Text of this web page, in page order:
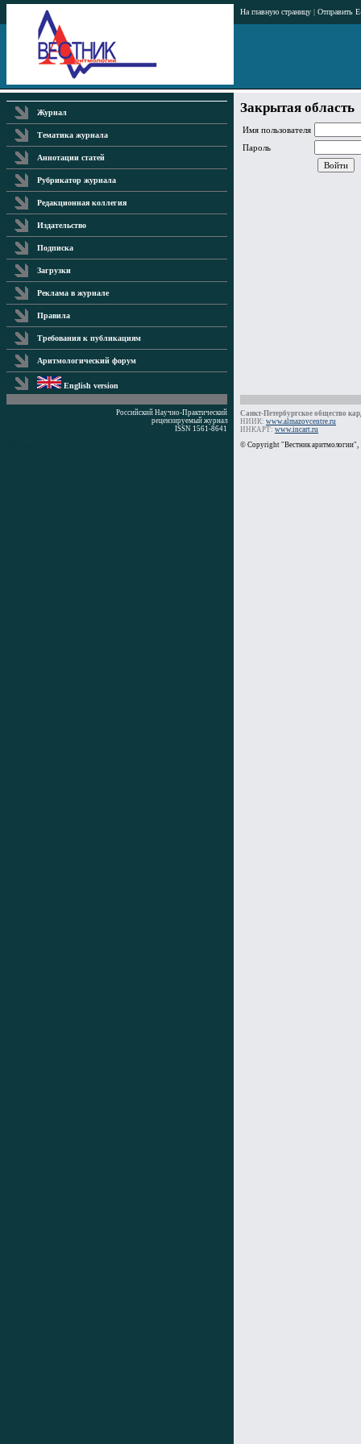
На главную страницу | Отправить
Журнал
Тематика журнала
Аннотации статей
Рубрикатор журнала
Редакционная коллегия
Издательство
Подписка
Загрузки
Реклама в журнале
Правила
Требования к публикациям
Аритмологический форум
English version
Закрытая область
Имя пользователя
Пароль
Российский Научно-Практический
рецензируемый журнал
ISSN 1561-8641
Санкт-Петербургское общество
НИИК: www.almazovcentre.ru
ИНКАРТ: www.incart.ru
© Copyright "Вестник аритмологии",